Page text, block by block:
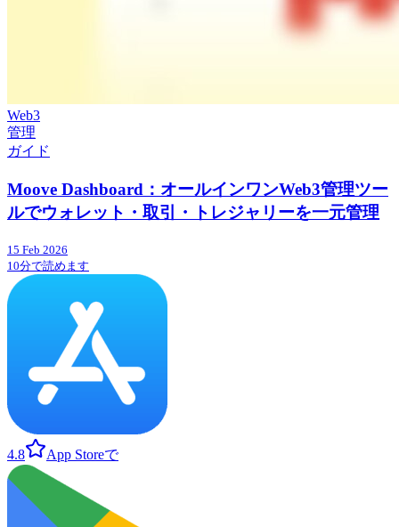
Web3
管理
ガイド
Moove Dashboard：オールインワンWeb3管理ツー
ルでウォレット・取引・トレジャリーを一元管理
15 Feb 2026
10分で読めます
4.8 App Storeで